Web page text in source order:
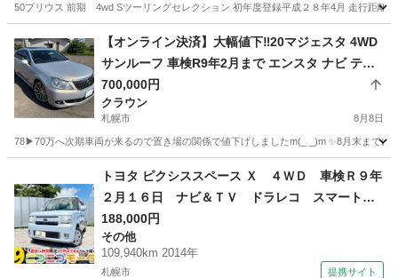
50プリウス 前期 4wd Sツーリングセレクション 初年度登録平成２８年4月 走行距
プリウス
【オンライン決済】大幅値下‼️20マジェスタ 4WD
サンルーフ 車検R9年2月まで エンスタ ナビ テレ
ビ スマートキー
700,000円
クラウン
札幌市 8月8日
78▶︎70万へ次期車両が来るので置き場の関係で値下げしましたm(_ _)m ✨8月末まで
クラウン
トヨタ ピクシススペース Ｘ ４ＷＤ 車検Ｒ９年
２月１６日 ナビ＆ＴＶ ドラレコ スマートキ
ー キーフリー Ｂｌｕｅｔｏｏｔｈ エコアイ
ドル ヘッドライトレベライザー 修復歴無 （検
9.2）
188,000円
その他
109,940km 2014年
札幌市 提携サイト